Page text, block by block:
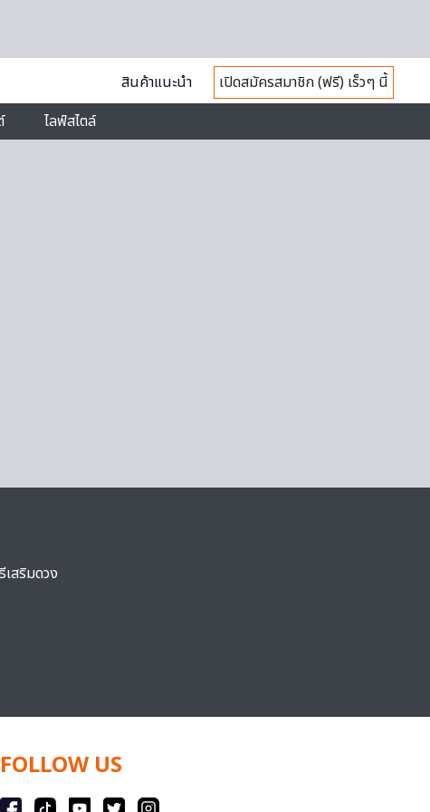
สินค้าแนะนำ
เปิดสมัครสมาชิก (ฟรี) เร็วๆ นี้
ไลฟ์สไตล์
สริมดวง
FOLLOW US